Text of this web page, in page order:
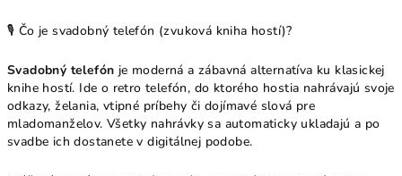
🎙️ Čo je svadobný telefón (zvuková kniha hostí)?
Svadobný telefón je moderná a zábavná alternatíva ku klasickej
knihe hostí. Ide o retro telefón, do ktorého hostia nahrávajú svoje
odkazy, želania, vtipné príbehy či dojímavé slová pre
mladomanželov. Všetky nahrávky sa automaticky ukladajú a po
svadbe ich dostanete v digitálnej podobe.